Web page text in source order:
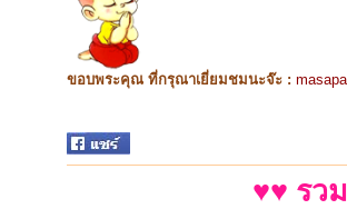
ขอบพระคุณ ที่กรุณาเยี่ยมชมนะจ๊ะ :
♥♥ รว